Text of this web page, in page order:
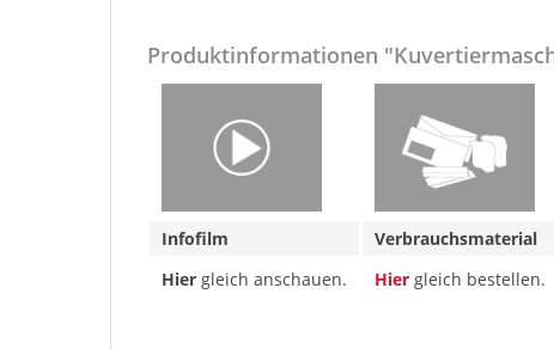
Produktinformationen
Infofilm Verbrauchsmaterial
Hier gleich anschauen. Hier gleich bestellen.